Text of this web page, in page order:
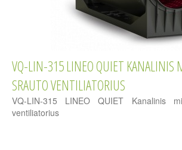
VQ-LIN-315 LINEO QUIET KANALINIS
SRAUTO VENTILIATORIUS
VQ-LIN-315 LINEO QUIET Kanalinis
ventiliatorius